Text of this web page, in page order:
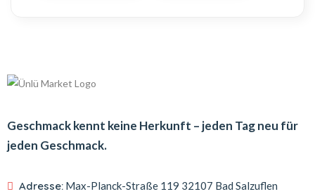
Geschmack kennt keine Herkunft – jeden Tag neu für
jeden Geschmack.
Adresse: Max-Planck-Straße 119 32107 Bad Salzuflen